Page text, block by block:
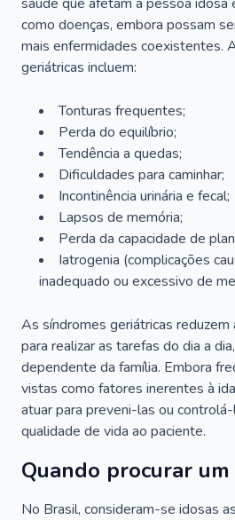
como doenças, embora possam
mais enfermidades coexistentes.
geriátricas incluem:
Tonturas frequentes;
Perda do equilíbrio;
Tendência a quedas;
Dificuldades para caminhar;
Incontinência urinária e fecal;
Lapsos de memória;
Perda da capacidade de
Iatrogenia (complicações
inadequado ou excessivo de
As síndromes geriátricas
para realizar as tarefas do dia a
dependente da família. Embora
vistas como fatores inerentes à
atuar para preveni-las ou
qualidade de vida ao paciente.
Quando procurar
No Brasil, consideram-se idosas